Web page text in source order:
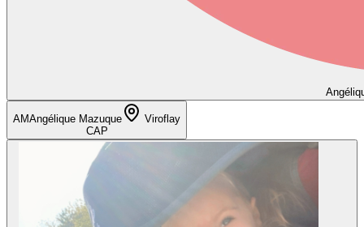
AMAngélique Mazuque
Viroflay
CAP